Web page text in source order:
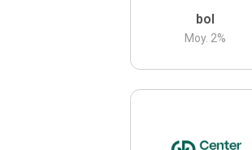
bol
Moy. 2%